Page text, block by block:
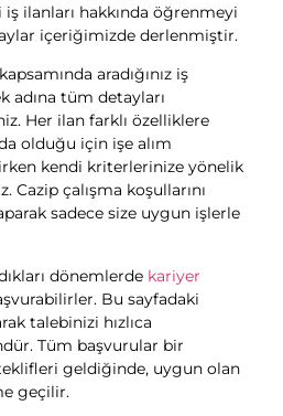
ilanları hakkında öğrenmeyi
içeriğimizde derlenmiştir.
aradığınız iş
adına tüm detayları
Her ilan farklı özelliklere
olduğu için işe alım
kendi kriterlerinize yönelik
Cazip çalışma koşullarını
sadece size uygun işlerle
dönemlerde kariyer
Bu sayfadaki
talebinizi hızlıca
Tüm başvurular bir
geldiğinde, uygun olan
geçilir.